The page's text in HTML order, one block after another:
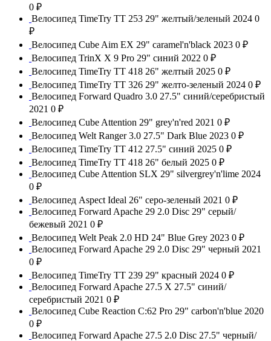
0 ₽
Велосипед TimeTry TT 253 29" желтый/зеленый 2024 0
₽
Велосипед Cube Aim EX 29" caramel'n'black 2023 0 ₽
Велосипед TrinX X 9 Pro 29" синий 2022 0 ₽
Велосипед TimeTry TT 418 26" желтый 2025 0 ₽
Велосипед TimeTry TT 326 29" желто-зеленый 2024 0 ₽
Велосипед Forward Quadro 3.0 27.5" синий/серебристый
2021 0 ₽
Велосипед Cube Attention 29" grey'n'red 2021 0 ₽
Велосипед Welt Ranger 3.0 27.5" Dark Blue 2023 0 ₽
Велосипед TimeTry TT 412 27.5" синий 2025 0 ₽
Велосипед TimeTry TT 418 26" белый 2025 0 ₽
Велосипед Cube Attention SLX 29" silvergrey'n'lime 2024
0 ₽
Велосипед Aspect Ideal 26" серо-зеленый 2021 0 ₽
Велосипед Forward Apache 29 2.0 Disc 29" серый/
бежевый 2021 0 ₽
Велосипед Welt Peak 2.0 HD 24" Blue Grey 2023 0 ₽
Велосипед Forward Apache 29 2.0 Disc 29" черный 2021
0 ₽
Велосипед TimeTry TT 239 29" красный 2024 0 ₽
Велосипед Forward Apache 27.5 X 27.5" синий/
серебристый 2021 0 ₽
Велосипед Cube Reaction C:62 Pro 29" carbon'n'blue 2020
0 ₽
Велосипед Forward Apache 27.5 2.0 Disc 27.5" черный/